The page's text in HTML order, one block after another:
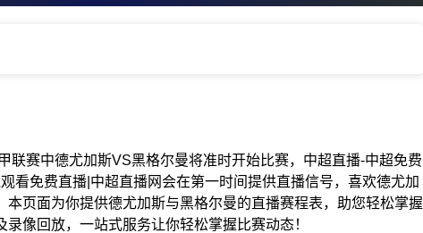
联赛中德尤加斯VS黑格尔曼将准时开始比赛，中超直播-中超免费
看免费直播|中超直播网会在第一时间提供直播信号，喜欢德尤加
页面为你提供德尤加斯与黑格尔曼的直播赛程表，助您轻松掌握
像回放，一站式服务让你轻松掌握比赛动态！